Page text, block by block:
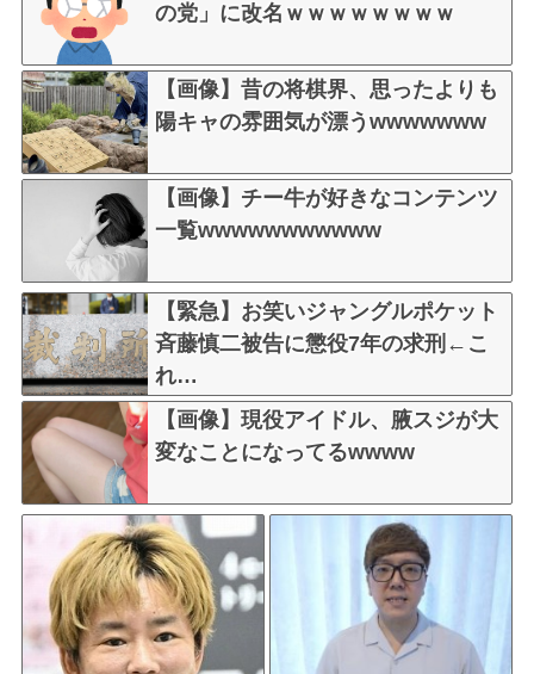
の党」に改名ｗｗｗｗｗｗｗｗ
【画像】昔の将棋界、思ったよりも
陽キャの雰囲気が漂うwwwwwww
【画像】チー牛が好きなコンテンツ
一覧wwwwwwwwwww
【緊急】お笑いジャングルポケット
斉藤慎二被告に懲役7年の求刑←こ
れ…
【画像】現役アイドル、腋スジが大
変なことになってるwwww